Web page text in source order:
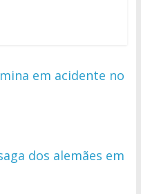
em acidente no
dos alemães em